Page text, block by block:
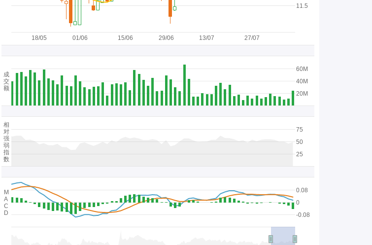
18/05 01/06 15/06 29/06 13/07 27/07
20M
40M
60M
25
50
75
-0.08
0
0.08
11.5
成
交
额
相
对
强
弱
指
数
M
A
C
D